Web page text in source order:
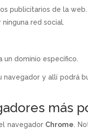
publicitarios de la web.
red social.
dominio específico.
y allí podrá
más
navegador Chrome .